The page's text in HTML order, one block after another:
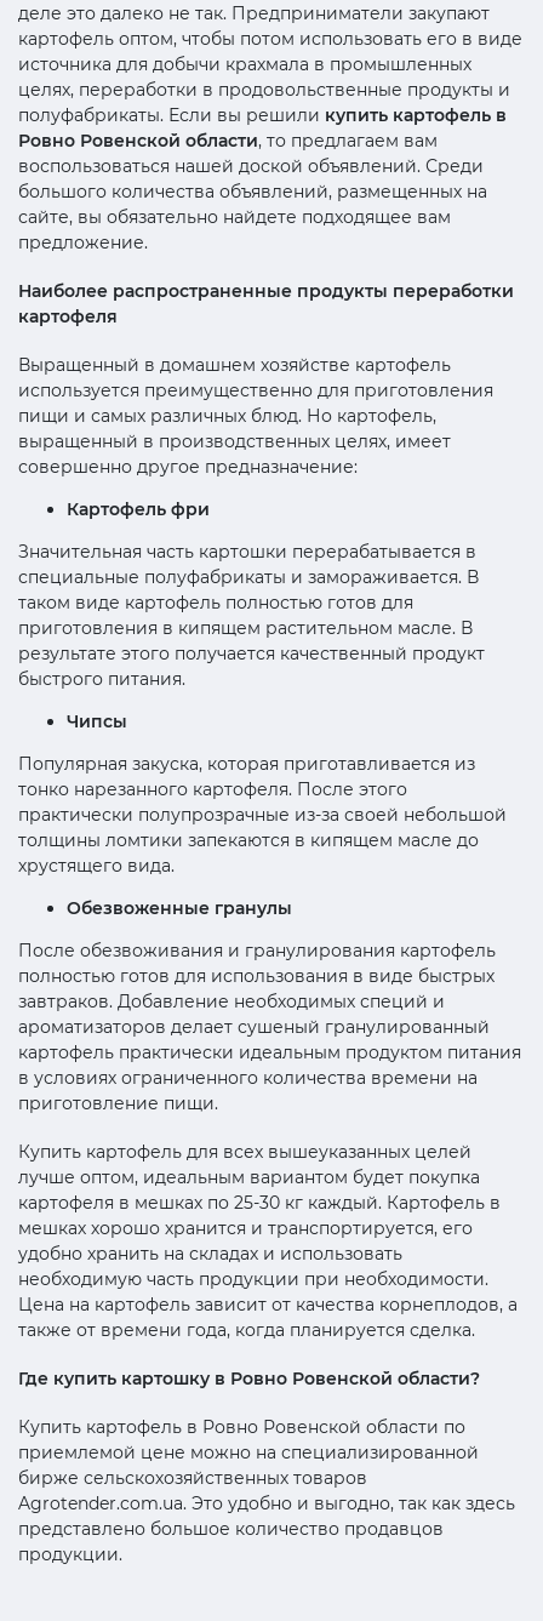
деле это далеко не так. Предприниматели закупают
картофель оптом, чтобы потом использовать его в виде
источника для добычи крахмала в промышленных
целях, переработки в продовольственные продукты и
полуфабрикаты. Если вы решили купить картофель в
Ровно Ровенской области, то предлагаем вам
воспользоваться нашей доской объявлений. Среди
большого количества объявлений, размещенных на
сайте, вы обязательно найдете подходящее вам
предложение.
Наиболее распространенные продукты переработки
картофеля
Выращенный в домашнем хозяйстве картофель
используется преимущественно для приготовления
пищи и самых различных блюд. Но картофель,
выращенный в производственных целях, имеет
совершенно другое предназначение:
Картофель фри
Значительная часть картошки перерабатывается в
специальные полуфабрикаты и замораживается. В
таком виде картофель полностью готов для
приготовления в кипящем растительном масле. В
результате этого получается качественный продукт
быстрого питания.
Чипсы
Популярная закуска, которая приготавливается из
тонко нарезанного картофеля. После этого
практически полупрозрачные из-за своей небольшой
толщины ломтики запекаются в кипящем масле до
хрустящего вида.
Обезвоженные гранулы
После обезвоживания и гранулирования картофель
полностью готов для использования в виде быстрых
завтраков. Добавление необходимых специй и
ароматизаторов делает сушеный гранулированный
картофель практически идеальным продуктом питания
в условиях ограниченного количества времени на
приготовление пищи.
Купить картофель для всех вышеуказанных целей
лучше оптом, идеальным вариантом будет покупка
картофеля в мешках по 25-30 кг каждый. Картофель в
мешках хорошо хранится и транспортируется, его
удобно хранить на складах и использовать
необходимую часть продукции при необходимости.
Цена на картофель зависит от качества корнеплодов, а
также от времени года, когда планируется сделка.
Где купить картошку в Ровно Ровенской области?
Купить картофель в Ровно Ровенской области по
приемлемой цене можно на специализированной
бирже сельскохозяйственных товаров
Agrotender.com.ua. Это удобно и выгодно, так как здесь
представлено большое количество продавцов
продукции.